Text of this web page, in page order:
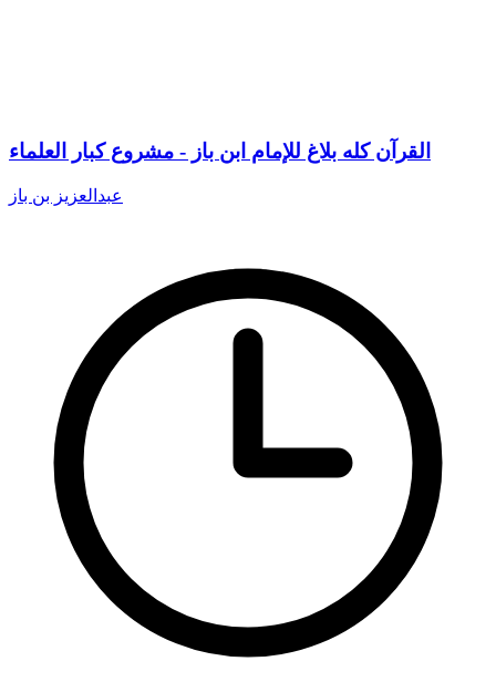
القرآن كله بلاغ للإمام ابن باز - مشروع كبار العلماء
عبدالعزيز بن باز